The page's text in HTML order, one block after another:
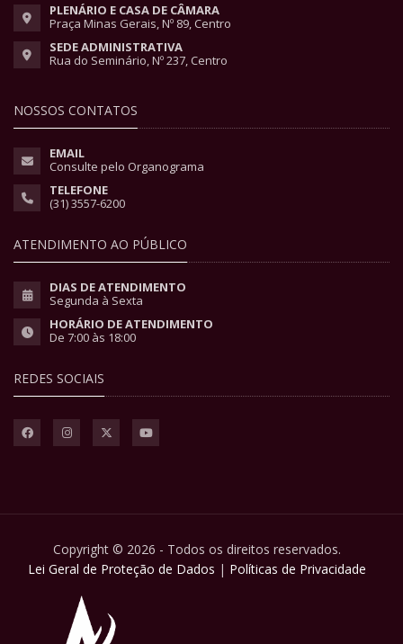
PLENÁRIO E CASA DE CÂMARA
Praça Minas Gerais, Nº 89, Centro
SEDE ADMINISTRATIVA
Rua do Seminário, Nº 237, Centro
NOSSOS CONTATOS
EMAIL
Consulte pelo Organograma
TELEFONE
(31) 3557-6200
ATENDIMENTO AO PÚBLICO
DIAS DE ATENDIMENTO
Segunda à Sexta
HORÁRIO DE ATENDIMENTO
De 7:00 às 18:00
REDES SOCIAIS
Copyright © 2026 - Todos os direitos reservados.
Lei Geral de Proteção de Dados | Políticas de Privacidade